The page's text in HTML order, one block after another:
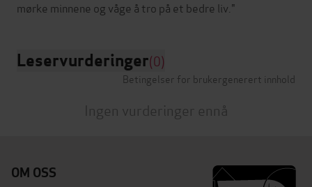
Leservurderinger(0)
Betingelser for brukergenerert innhold
Ingen vurderinger ennå
OM OSS